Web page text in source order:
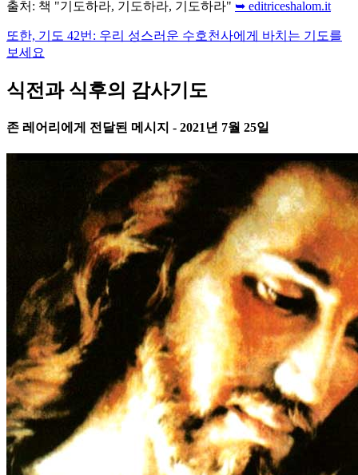
출처: 책 "기도하라, 기도하라, 기도하라" ➥ editriceshalom.it
또한, 기도 42번: 우리 성스러운 수호천사에게 바치는 기도를
보세요
식전과 식후의 감사기도
존 레어리에게 전달된 메시지 - 2021년 7월 25일